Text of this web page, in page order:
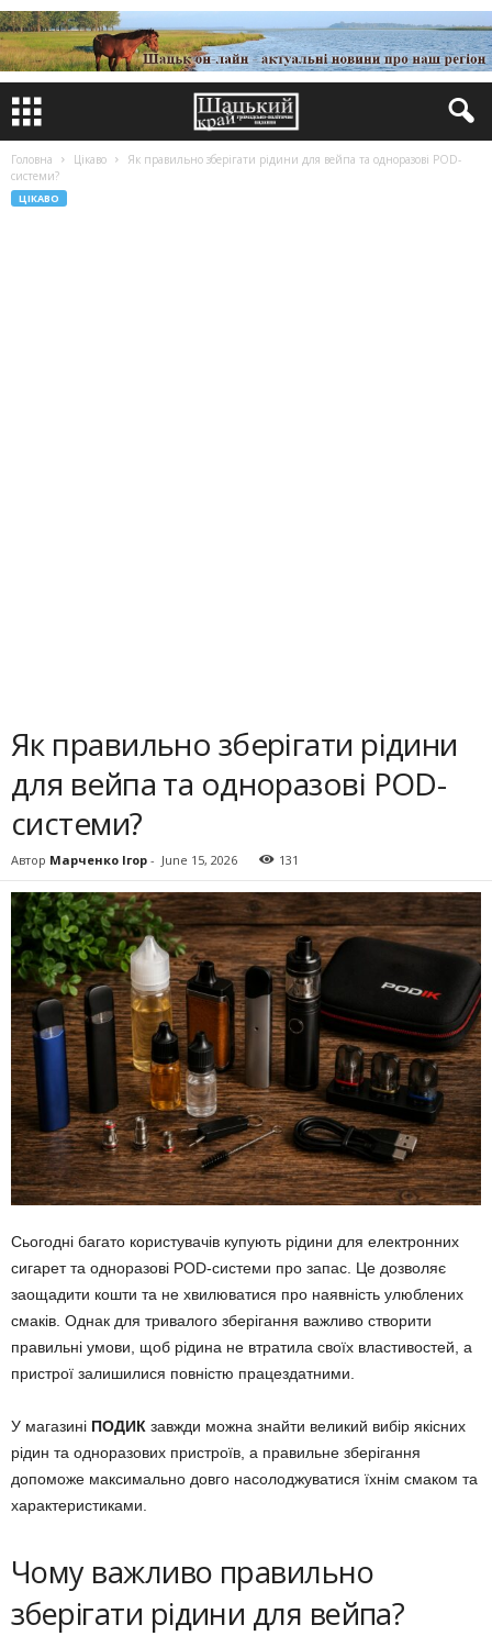
Головна Цікаво
Як правильно зберігати рідини для вейпа та одноразові POD-
системи?
ЦІКАВО
Як правильно зберігати рідини
для вейпа та одноразові POD-
системи?
Автор Марченко Ігор - June 15, 2026 131
Сьогодні багато користувачів купують рідини для електронних
сигарет та одноразові POD-системи про запас. Це дозволяє
заощадити кошти та не хвилюватися про наявність улюблених
смаків. Однак для тривалого зберігання важливо створити
правильні умови, щоб рідина не втратила своїх властивостей, а
пристрої залишилися повністю працездатними.
У магазині ПОДИК завжди можна знайти великий вибір якісних
рідин та одноразових пристроїв, а правильне зберігання
допоможе максимально довго насолоджуватися їхнім смаком та
характеристиками.
Чому важливо правильно
зберігати рідини для вейпа?